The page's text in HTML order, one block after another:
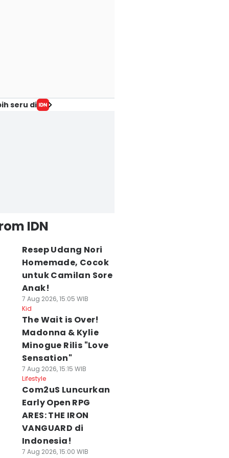
seru di
IDN
Resep Udang Nori
Homemade, Cocok
untuk Camilan Sore
Anak!
7 Aug 2026, 15:05 WIB
Kid
The Wait is Over!
Madonna & Kylie
Minogue Rilis "Love
Sensation"
7 Aug 2026, 15:15 WIB
Lifestyle
Com2uS Luncurkan
Early Open RPG
ARES: THE IRON
VANGUARD di
Indonesia!
7 Aug 2026, 15:00 WIB